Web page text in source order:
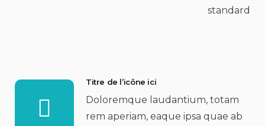
standard
Titre de l’icône ici
Doloremque laudantium, totam
rem aperiam, eaque ipsa quae ab